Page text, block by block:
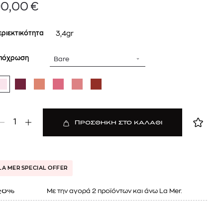
DIOR
€
3,4gr
Bare
1 ΠΡΟΣΘΗΚΗ ΣΤΟ ΚΑΛΑΘΙ
MER SPECIAL OFFER
Mε την αγορά 2 προϊόντων και άνω La Mer.